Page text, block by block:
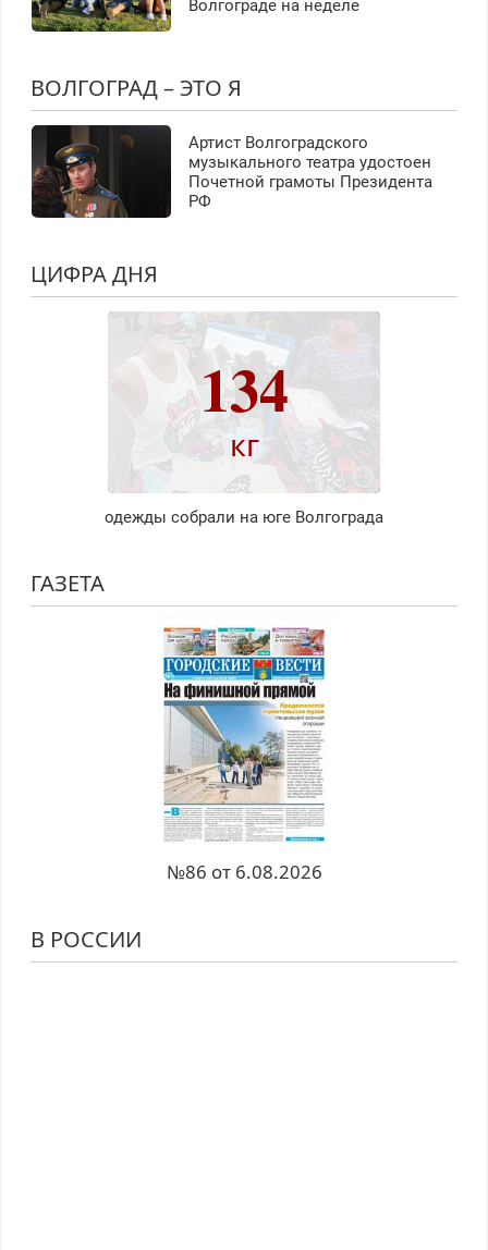
Волгограде на неделе
ВОЛГОГРАД – ЭТО Я
Артист Волгоградского
музыкального театра удостоен
Почетной грамоты Президента
РФ
ЦИФРА ДНЯ
134
кг
одежды собрали на юге Волгограда
ГАЗЕТА
№86 от 6.08.2026
В РОССИИ